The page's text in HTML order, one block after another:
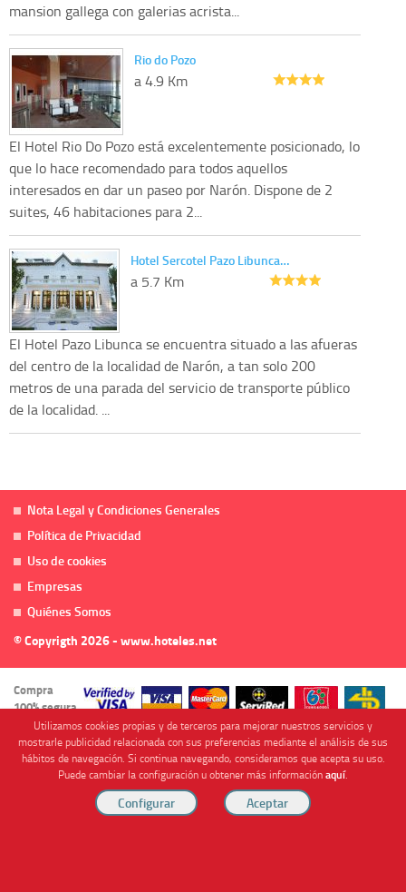
mansion gallega con galerias acrista...
Rio do Pozo
a 4.9 Km
El Hotel Rio Do Pozo está excelentemente posicionado, lo
que lo hace recomendado para todos aquellos
interesados en dar un paseo por Narón. Dispone de 2
suites, 46 habitaciones para 2...
Hotel Sercotel Pazo Libunca…
a 5.7 Km
El Hotel Pazo Libunca se encuentra situado a las afueras
del centro de la localidad de Narón, a tan solo 200
metros de una parada del servicio de transporte público
de la localidad. ...
Nota Legal y Condiciones Generales
Política de Privacidad
Uso de cookies
Empresas
Quiénes Somos
© Copyrigth 2026 - www.hoteles.net
Compra
100% segura
Cofinanciado por
Utilizamos cookies propias y de terceros para mejorar nuestros servicios y
mostrarle publicidad relacionada con sus preferencias mediante el análisis de sus
hábitos de navegación. Si continua navegando, consideramos que acepta su uso.
Puede cambiar la configuración u obtener más informaciónaquí.